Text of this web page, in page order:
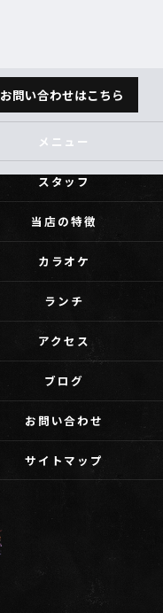
お問い合わせはこちら
メニュー
スタッフ
当店の特徴
カラオケ
ランチ
アクセス
ブログ
お問い合わせ
サイトマップ